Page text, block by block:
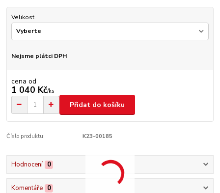
Velikost
Nejsme plátci DPH
cena od
1 040 Kč/ks
Přidat do košíku
Číslo produktu: K23-00185
Hodnocení 0
Komentáře 0